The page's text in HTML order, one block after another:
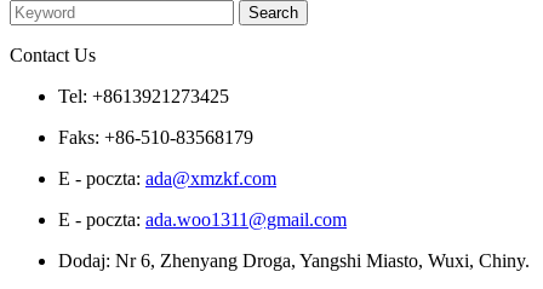
Contact Us
Tel: +8613921273425
Faks: +86-510-83568179
E - poczta: ada@xmzkf.com
E - poczta: ada.woo1311@gmail.com
Dodaj: Nr 6, Zhenyang Droga, Yangshi Miasto, Wuxi, Chiny.